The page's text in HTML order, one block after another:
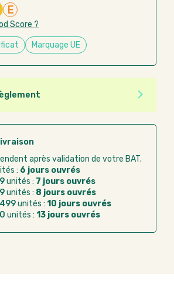
E
Score ?
Marquage UE
de règlement, vous pouvez
en ligne sur Good Act.
:paiement sécurisé par carte
:règlement sur facture
:règlement par mandat
la commande
après validation de votre BAT.
: 6 jours ouvrés
unités : 7 jours ouvrés
unités : 8 jours ouvrés
unités : 10 jours ouvrés
unités : 13 jours ouvrés